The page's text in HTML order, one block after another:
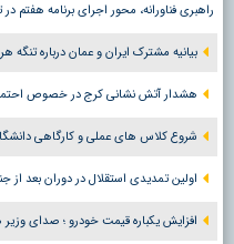
راهبری فناورانه، محور اجرای برنامه هفتم
بیانیه مشترک ایران و عمان درباره تنگه
هشدار آتش نشانی کرج در خصوص
شروع کلاس های عملی و کارگاهی
اولین تمدیدی استقلال در دوران بعد
افزایش یکباره قیمت خودرو ؛ صدای